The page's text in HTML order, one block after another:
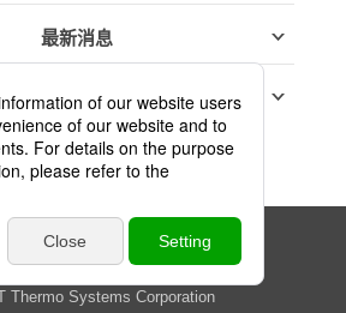
最新消息
参展信息
隐私权政策 网站地图
Thermo Systems Corporation